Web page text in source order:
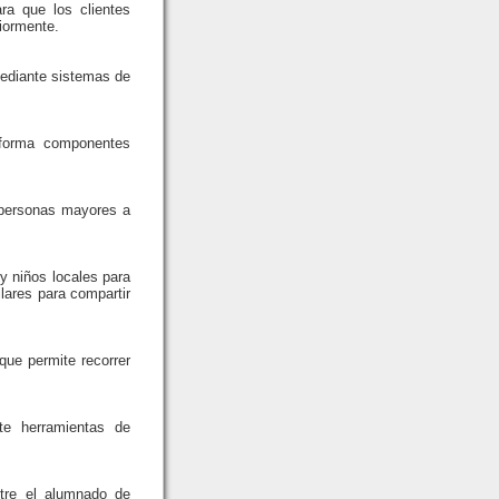
que los clientes
sistemas de
componentes
mayores a
niños locales para
para compartir
permite recorrer
herramientas de
el alumnado de